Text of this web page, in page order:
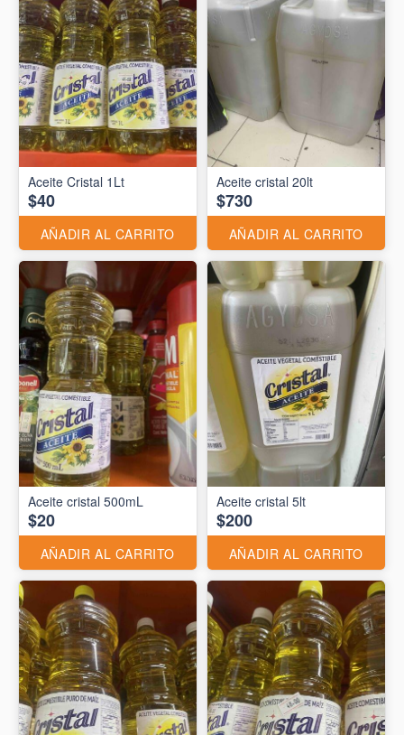
Aceite Cristal 1Lt
$40
AÑADIR AL CARRITO
Aceite cristal 20lt
$730
AÑADIR AL CARRITO
Aceite cristal 500mL
$20
AÑADIR AL CARRITO
Aceite cristal 5lt
$200
AÑADIR AL CARRITO